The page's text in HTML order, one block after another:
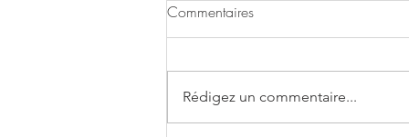
Commentaires
Rédigez un commentaire...